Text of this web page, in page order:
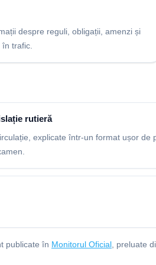
despre reguli, obligații, amenzi și
trafic.
rutieră
explicate într-un format ușor de
publicate în Monitorul Oficial , preluate